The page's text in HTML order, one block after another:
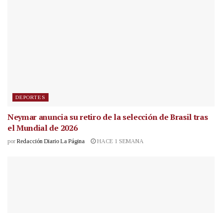
DEPORTES
Neymar anuncia su retiro de la selección de Brasil tras
el Mundial de 2026
por Redacción Diario La Página HACE 1 SEMANA